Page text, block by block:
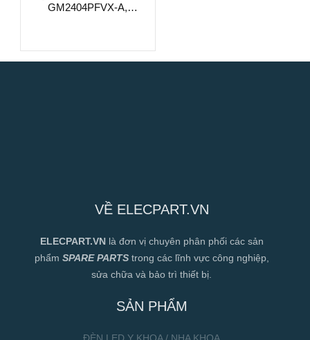
GM2404PFVX-A,
VỀ ELECPART.VN
ELECPART.VN là đơn vị chuyên phân phối các sản
phẩm SPARE PARTStrong các lĩnh vực công nghiệp,
sửa chữa và bảo trì thiết bị.
SẢN PHẨM
ĐÈN LED Y KHOA / NHA KHOA